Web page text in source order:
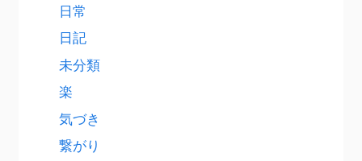
日常
日記
未分類
楽
気づき
繋がり